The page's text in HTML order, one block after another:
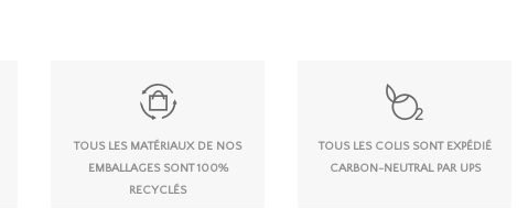
TOUS LES MATÉRIAUX DE NOS
EMBALLAGES SONT 100%
RECYCLÉS
TOUS LES COLIS SONT EXPÉDIÉ
CARBON-NEUTRAL PAR UPS